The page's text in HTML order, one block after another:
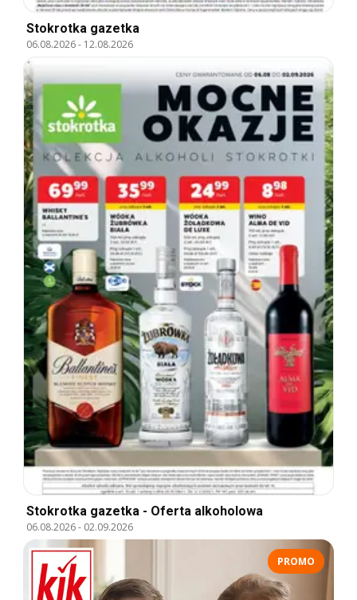
Stokrotka gazetka
06.08.2026- 12.08.2026
Stokrotka gazetka - Oferta alkoholowa
06.08.2026- 02.09.2026
PROMO